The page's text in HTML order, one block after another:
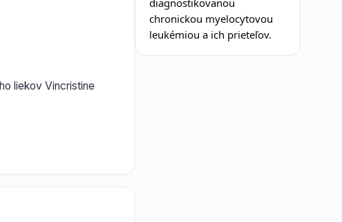
liekov Vincristine
diagnostikovanou
chronickou myelocytovou
leukémiou a ich prieteľov.